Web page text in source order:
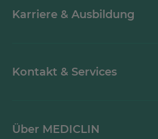
Karriere & Ausbildung
Kontakt & Services
Über MEDICLIN